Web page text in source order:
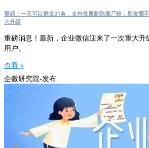
重磅！一天可以群发31条，支持批量删除僵尸粉，朋友圈
大升级
重磅消息！最新，企业微信迎来了一次重大
用户。
查看 »
企微研究院-发布